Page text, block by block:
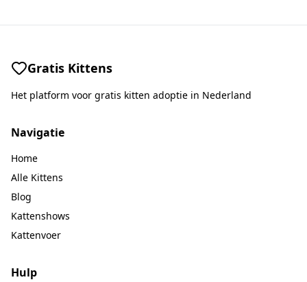
Gratis Kittens
Het platform voor gratis kitten adoptie in Nederland
Navigatie
Home
Alle Kittens
Blog
Kattenshows
Kattenvoer
Hulp